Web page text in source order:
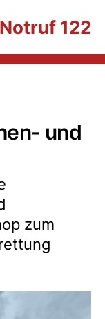
Notruf 122
und
zum